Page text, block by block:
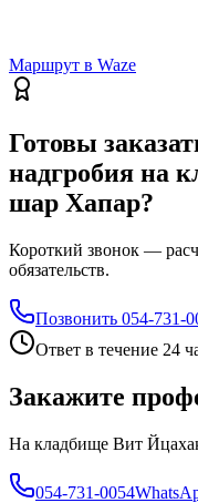
Маршрут в Waze
Готовы
надгробия на
шар Хапар?
Короткий звонок —
обязательств.
Позвонить 054-731-
Ответ в течение 24
Закажите
На кладбище Вит
054-731-0054